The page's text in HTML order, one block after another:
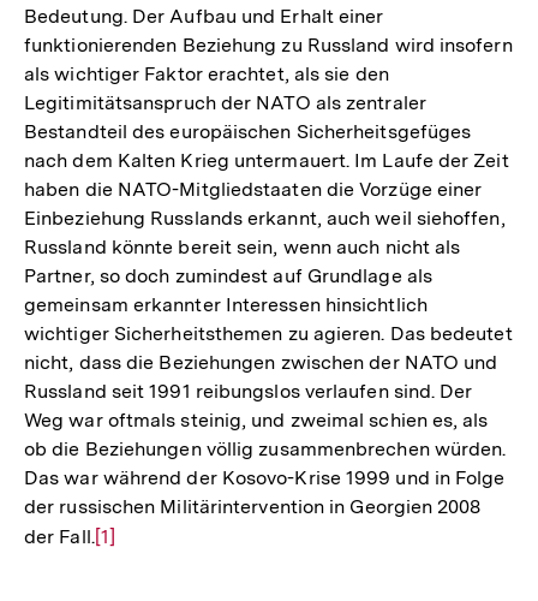
Bedeutung. Der Aufbau und Erhalt einer
funktionierenden Beziehung zu Russland wird insofern
als wichtiger Faktor erachtet, als sie den
Legitimitätsanspruch der NATO als zentraler
Bestandteil des europäischen Sicherheitsgefüges
nach dem Kalten Krieg untermauert. Im Laufe der Zeit
haben die NATO-Mitgliedstaaten die Vorzüge einer
Einbeziehung Russlands erkannt, auch weil siehoffen,
Russland könnte bereit sein, wenn auch nicht als
Partner, so doch zumindest auf Grundlage als
gemeinsam erkannter Interessen hinsichtlich
wichtiger Sicherheitsthemen zu agieren. Das bedeutet
nicht, dass die Beziehungen zwischen der NATO und
Russland seit 1991 reibungslos verlaufen sind. Der
Weg war oftmals steinig, und zweimal schien es, als
ob die Beziehungen völlig zusammenbrechen würden.
Das war während der Kosovo-Krise 1999 und in Folge
der russischen Militärintervention in Georgien 2008
der Fall.Zur
[1]